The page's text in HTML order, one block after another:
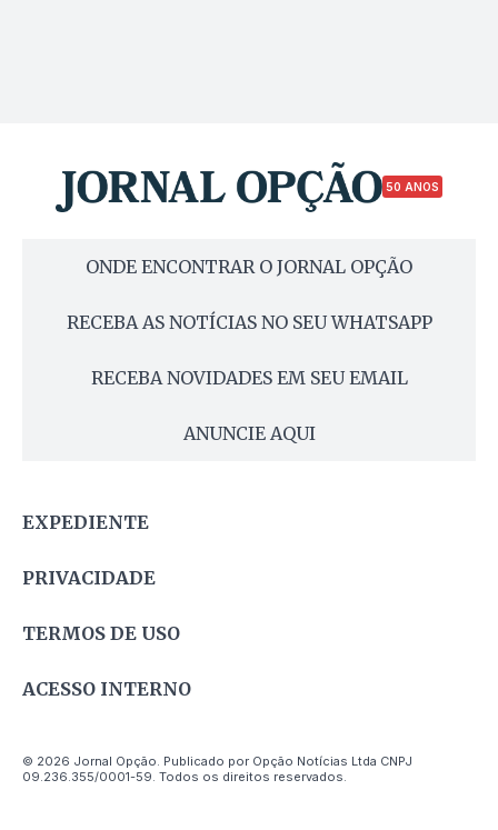
50 ANOS
ONDE ENCONTRAR O JORNAL OPÇÃO
RECEBA AS NOTÍCIAS NO SEU WHATSAPP
RECEBA NOVIDADES EM SEU EMAIL
ANUNCIE AQUI
EXPEDIENTE
PRIVACIDADE
TERMOS DE USO
ACESSO INTERNO
© 2026 Jornal Opção. Publicado por Opção Notícias Ltda CNPJ
09.236.355/0001-59. Todos os direitos reservados.